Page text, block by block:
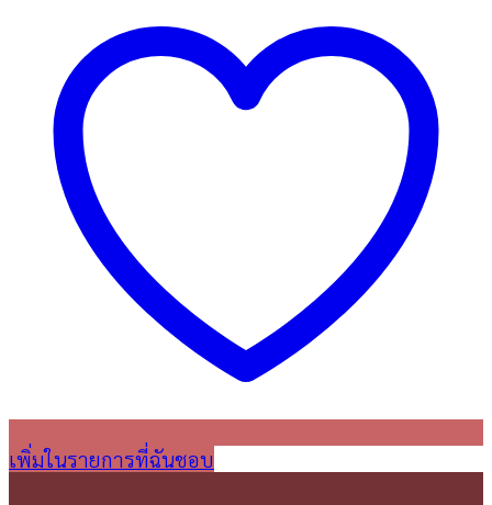
เพิ่มในรายการที่ฉันชอบ